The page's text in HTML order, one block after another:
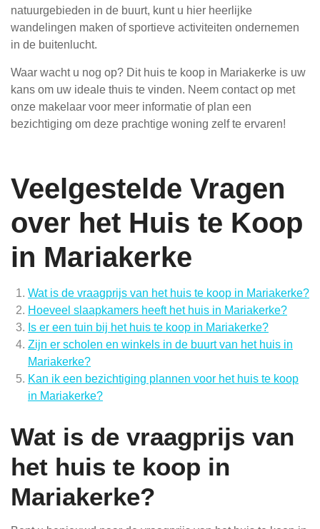
natuurgebieden in de buurt, kunt u hier heerlijke
wandelingen maken of sportieve activiteiten ondernemen
in de buitenlucht.
Waar wacht u nog op? Dit huis te koop in Mariakerke is uw
kans om uw ideale thuis te vinden. Neem contact op met
onze makelaar voor meer informatie of plan een
bezichtiging om deze prachtige woning zelf te ervaren!
Veelgestelde Vragen
over het Huis te Koop
in Mariakerke
Wat is de vraagprijs van het huis te koop in Mariakerke?
Hoeveel slaapkamers heeft het huis in Mariakerke?
Is er een tuin bij het huis te koop in Mariakerke?
Zijn er scholen en winkels in de buurt van het huis in
Mariakerke?
Kan ik een bezichtiging plannen voor het huis te koop
in Mariakerke?
Wat is de vraagprijs van
het huis te koop in
Mariakerke?